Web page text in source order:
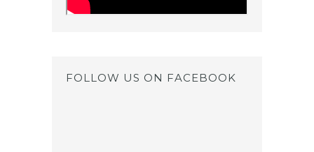
FOLLOW US ON FACEBOOK